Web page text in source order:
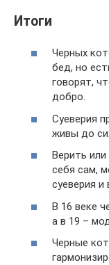
Итоги
Черных
бед, но
говорят,
добро.
Суеверия
живы до
Верить
себя сам,
суеверия и
В 16 веке
а в 19 –
Черные